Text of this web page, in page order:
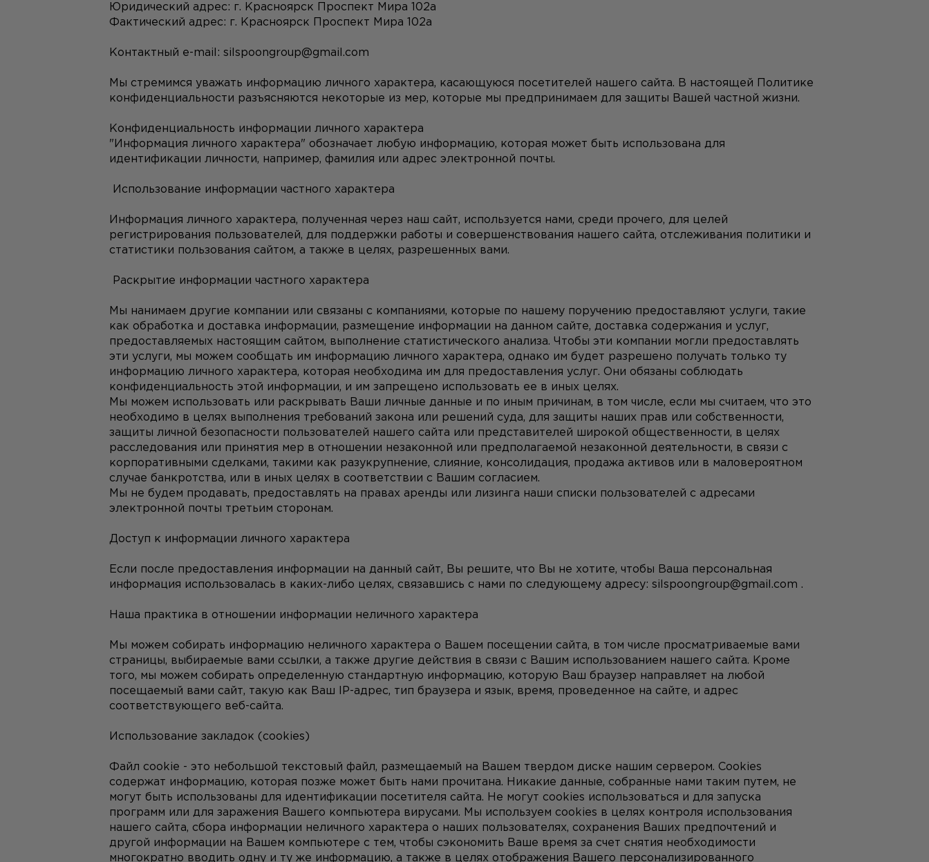
Юридический адрес: г. Красноярск Проспект Мира 102а
Фактический адрес: г. Красноярск Проспект Мира 102а
Контактный e-mail: silspoongroup@gmail.com
Мы стремимся уважать информацию личного характера, касающуюся посетителей нашего сайта. В настоящей Политике
конфиденциальности разъясняются некоторые из мер, которые мы предпринимаем для защиты Вашей частной жизни.
Конфиденциальность информации личного характера
"Информация личного характера" обозначает любую информацию, которая может быть использована для
идентификации личности, например, фамилия или адрес электронной почты.
Использование информации частного характера
Информация личного характера, полученная через наш сайт, используется нами, среди прочего, для целей
регистрирования пользователей, для поддержки работы и совершенствования нашего сайта, отслеживания политики и
статистики пользования сайтом, а также в целях, разрешенных вами.
Раскрытие информации частного характера
Мы нанимаем другие компании или связаны с компаниями, которые по нашему поручению предоставляют услуги, такие
как обработка и доставка информации, размещение информации на данном сайте, доставка содержания и услуг,
предоставляемых настоящим сайтом, выполнение статистического анализа. Чтобы эти компании могли предоставлять
эти услуги, мы можем сообщать им информацию личного характера, однако им будет разрешено получать только ту
информацию личного характера, которая необходима им для предоставления услуг. Они обязаны соблюдать
конфиденциальность этой информации, и им запрещено использовать ее в иных целях.
Мы можем использовать или раскрывать Ваши личные данные и по иным причинам, в том числе, если мы считаем, что это
необходимо в целях выполнения требований закона или решений суда, для защиты наших прав или собственности,
защиты личной безопасности пользователей нашего сайта или представителей широкой общественности, в целях
расследования или принятия мер в отношении незаконной или предполагаемой незаконной деятельности, в связи с
корпоративными сделками, такими как разукрупнение, слияние, консолидация, продажа активов или в маловероятном
случае банкротства, или в иных целях в соответствии с Вашим согласием.
Мы не будем продавать, предоставлять на правах аренды или лизинга наши списки пользователей с адресами
электронной почты третьим сторонам.
Доступ к информации личного характера
Если после предоставления информации на данный сайт, Вы решите, что Вы не хотите, чтобы Ваша персональная
информация использовалась в каких-либо целях, связавшись с нами по следующему адресу: silspoongroup@gmail.com .
Наша практика в отношении информации неличного характера
Мы можем собирать информацию неличного характера о Вашем посещении сайта, в том числе просматриваемые вами
страницы, выбираемые вами ссылки, а также другие действия в связи с Вашим использованием нашего сайта. Кроме
того, мы можем собирать определенную стандартную информацию, которую Ваш браузер направляет на любой
посещаемый вами сайт, такую как Ваш IP-адрес, тип браузера и язык, время, проведенное на сайте, и адрес
соответствующего веб-сайта.
Использование закладок (cookies)
Файл cookie - это небольшой текстовый файл, размещаемый на Вашем твердом диске нашим сервером. Cookies
содержат информацию, которая позже может быть нами прочитана. Никакие данные, собранные нами таким путем, не
могут быть использованы для идентификации посетителя сайта. Не могут cookies использоваться и для запуска
программ или для заражения Вашего компьютера вирусами. Мы используем cookies в целях контроля использования
нашего сайта, сбора информации неличного характера о наших пользователях, сохранения Ваших предпочтений и
другой информации на Вашем компьютере с тем, чтобы сэкономить Ваше время за счет снятия необходимости
многократно вводить одну и ту же информацию, а также в целях отображения Вашего персонализированного